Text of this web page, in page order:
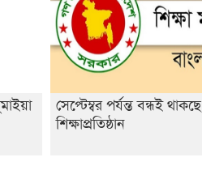
সেপ্টেম্বর পর্যন্ত বন্ধই থাকছে
শিক্ষাপ্রতিষ্ঠান